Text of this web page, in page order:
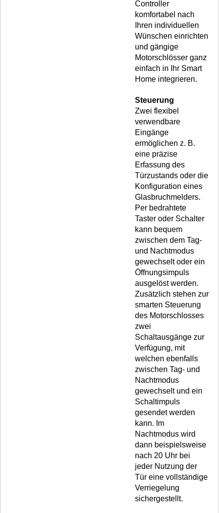
Controller
komfortabel nach
Ihren individuellen
Wünschen einrichten
und gängige
Motorschlösser ganz
einfach in Ihr Smart
Home integrieren.
Steuerung
Zwei flexibel
verwendbare
Eingänge
ermöglichen z. B.
eine präzise
Erfassung des
Türzustands oder die
Konfiguration eines
Glasbruchmelders.
Per bedrahtete
Taster oder Schalter
kann bequem
zwischen dem Tag-
und Nachtmodus
gewechselt oder ein
Öffnungsimpuls
ausgelöst werden.
Zusätzlich stehen zur
smarten Steuerung
des Motorschlosses
zwei
Schaltausgänge zur
Verfügung, mit
welchen ebenfalls
zwischen Tag- und
Nachtmodus
gewechselt und ein
Schaltimpuls
gesendet werden
kann. Im
Nachtmodus wird
dann beispielsweise
nach 20 Uhr bei
jeder Nutzung der
Tür eine vollständige
Verriegelung
sichergestellt.